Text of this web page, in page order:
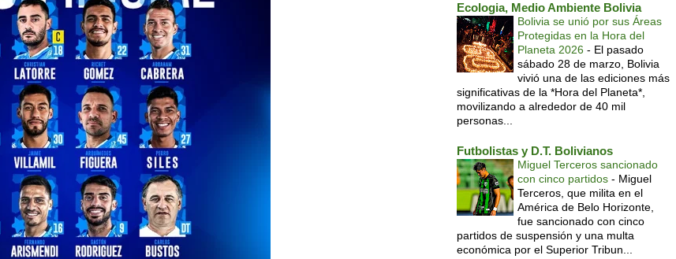
Ecologia, Medio Ambiente Bolivia
Bolivia se unió por sus Áreas
Protegidas en la Hora del
Planeta 2026 - El pasado
sábado 28 de marzo, Bolivia
vivió una de las ediciones más
significativas de la *Hora del Planeta*,
movilizando a alrededor de 40 mil
personas...
Futbolistas y D.T. Bolivianos
Miguel Terceros sancionado
con cinco partidos - Miguel
Terceros, que milita en el
América de Belo Horizonte,
fue sancionado con cinco
partidos de suspensión y una multa
económica por el Superior Tribun...